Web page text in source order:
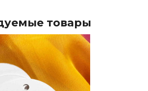
товары